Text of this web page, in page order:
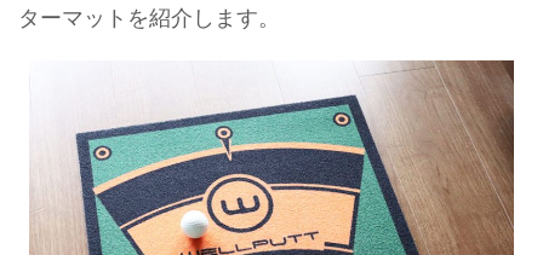
ターマットを紹介します。